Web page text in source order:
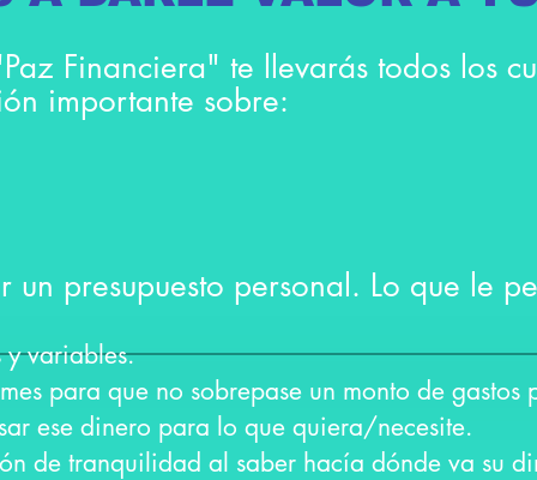
Financiera" te llevarás todos los
importante sobre:
presupuesto personal. Lo que le
y variables.
para que no sobrepase un monto de gastos
ese dinero para lo que quiera/necesite.
de tranquilidad al saber hacía dónde va su